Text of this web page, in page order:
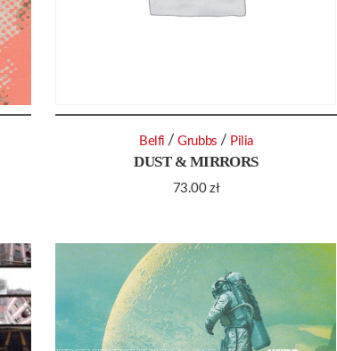
DUST & MIRRORS
73.00zł
Belfi /Grubbs / Pilia